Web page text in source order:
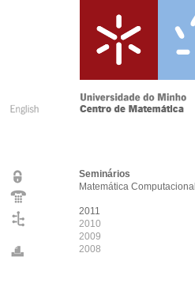
Seminários
Matemática Computacional
2011
2010
2009
2008